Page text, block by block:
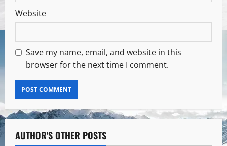
Website
Save my name, email, and website in this
browser for the next time I comment.
AUTHOR'S OTHER POSTS